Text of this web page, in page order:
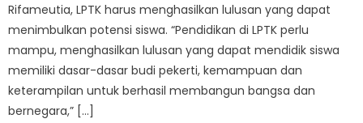
Rifameutia, LPTK harus menghasilkan lulusan yang dapat
menimbulkan potensi siswa. “Pendidikan di LPTK perlu
mampu, menghasilkan lulusan yang dapat mendidik siswa
memiliki dasar-dasar budi pekerti, kemampuan dan
keterampilan untuk berhasil membangun bangsa dan
bernegara,” […]